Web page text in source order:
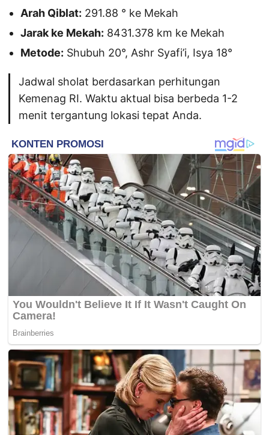
Arah Qiblat: 291.88 ° ke Mekah
Jarak ke Mekah: 8431.378 km ke Mekah
Metode: Shubuh 20°, Ashr Syafi’i, Isya 18°
Jadwal sholat berdasarkan perhitungan
Kemenag RI. Waktu aktual bisa berbeda 1-2
menit tergantung lokasi tepat Anda.